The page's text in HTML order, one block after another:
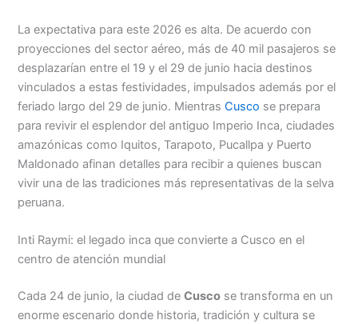
La expectativa para este 2026 es alta. De acuerdo con
proyecciones del sector aéreo, más de 40 mil pasajeros se
desplazarían entre el 19 y el 29 de junio hacia destinos
vinculados a estas festividades, impulsados además por el
feriado largo del 29 de junio. MientrasCusco se prepara
para revivir el esplendor del antiguo Imperio Inca, ciudades
amazónicas como Iquitos, Tarapoto, Pucallpa y Puerto
Maldonado afinan detalles para recibir a quienes buscan
vivir una de las tradiciones más representativas de la selva
peruana.
Inti Raymi: el legado inca que convierte a Cusco en el
centro de atención mundial
Cada 24 de junio, la ciudad deCusco se transforma en un
enorme escenario donde historia, tradición y cultura se